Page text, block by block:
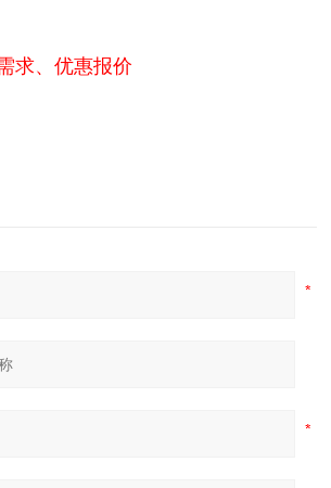
求、优惠报价